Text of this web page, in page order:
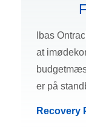
Ibas
at
er på
Recovery